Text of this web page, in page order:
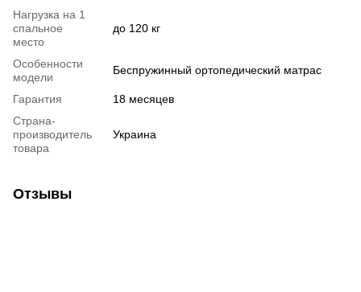
Нагрузка на 1
спальное
место
до 120 кг
Особенности
модели
Беспружинный ортопедический матрас
Гарантия
18 месяцев
Страна-
производитель
товара
Украина
Отзывы